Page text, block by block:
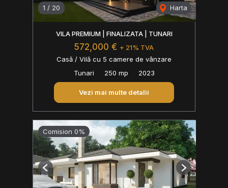
1 / 20 Harta
VILA PREMIUM | FINALIZATA | TUNARI
572,000 € + 21% TVA
Casă / Vilă cu 5 camere de vânzare
Tunari
250 mp 2023
Vezi mai multe detalii
Comision 0%
Previous Next